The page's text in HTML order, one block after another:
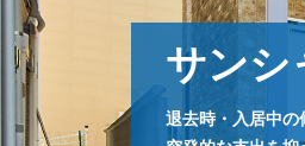
サンシ
退去時・入居中の